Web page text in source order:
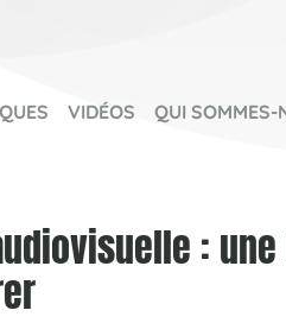
VIDÉOS QUI SOMMES-
: